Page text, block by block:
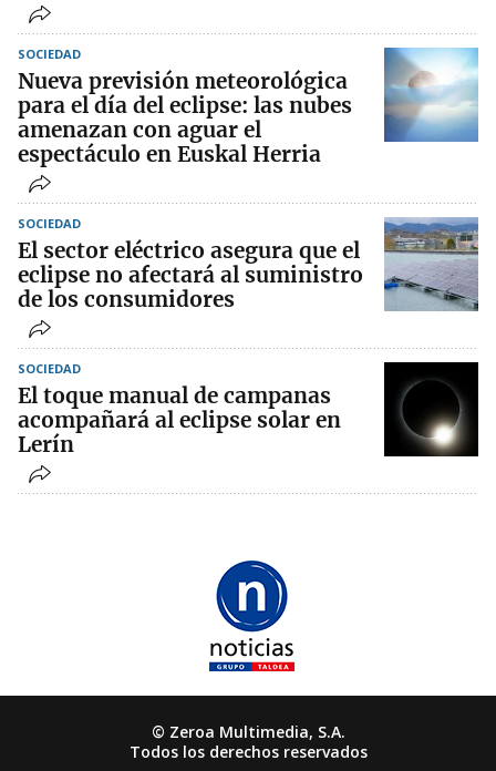
SOCIEDAD
Nueva previsión meteorológica
para el día del eclipse: las nubes
amenazan con aguar el
espectáculo en Euskal Herria
SOCIEDAD
El sector eléctrico asegura que el
eclipse no afectará al suministro
de los consumidores
SOCIEDAD
El toque manual de campanas
acompañará al eclipse solar en
Lerín
© Zeroa Multimedia, S.A.
Todos los derechos reservados